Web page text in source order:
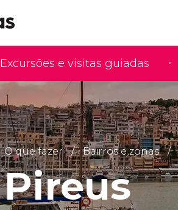
Excursões e visitas guiadas
O que fazer Bairros e zonas
Pireus